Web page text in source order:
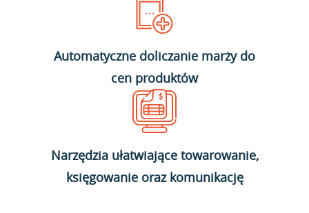
Automatyczne doliczanie marży do
cen produktów
Narzędzia ułatwiające towarowanie,
księgowanie oraz komunikację